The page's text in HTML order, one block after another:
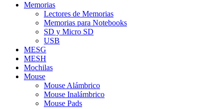
Memorias
Lectores de Memorias
Memorias para Notebooks
SD y Micro SD
USB
MESG
MESH
Mochilas
Mouse
Mouse Alámbrico
Mouse Inalámbrico
Mouse Pads